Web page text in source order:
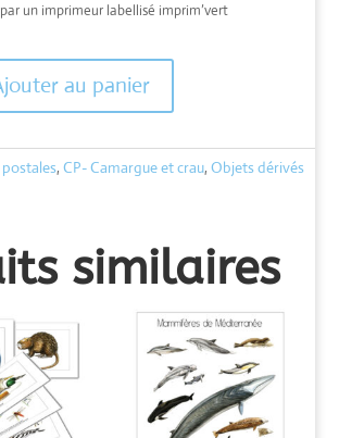
un imprimeur labellisé imprim’vert
au panier
,CP- Camargue et crau,Objets dérivés
similaires